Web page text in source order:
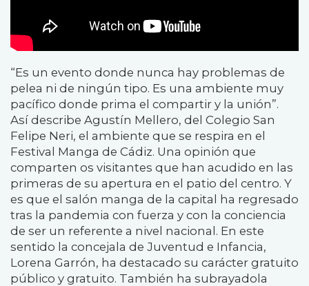
“Es un evento donde nunca hay problemas de
pelea ni de ningún tipo. Es una ambiente muy
pacífico donde prima el compartir y la unión”.
Así describe Agustín Mellero, del Colegio San
Felipe Neri, el ambiente que se respira en el
Festival Manga de Cádiz. Una opinión que
comparten os visitantes que han acudido en las
primeras de su apertura en el patio del centro. Y
es que el salón manga de la capital ha regresado
tras la pandemia con fuerza y con la conciencia
de ser un referente a nivel nacional. En este
sentido la concejala de Juventud e Infancia,
Lorena Garrón, ha destacado su carácter gratuito
público y gratuito. También ha subrayadola